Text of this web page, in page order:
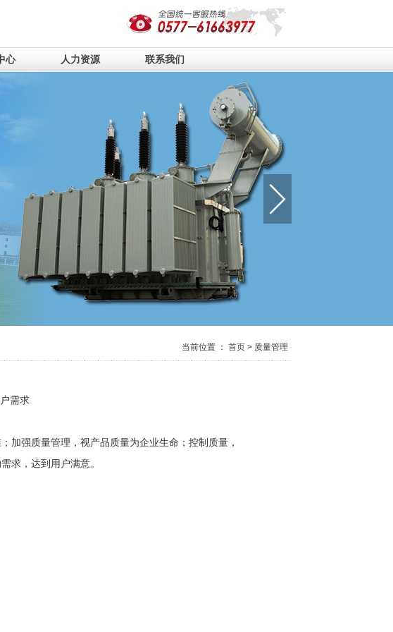
心 人力资源 联系我们
当前位置 ： 首页 > 质量管理
需求
加强质量管理，视产品质量为企业生命；控制质量，
求，达到用户满意。